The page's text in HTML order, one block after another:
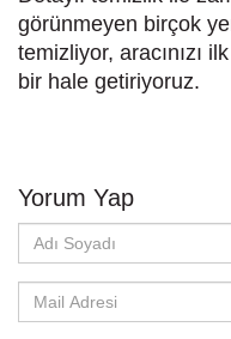
görünmeyen birçok
temizliyor, aracınızı
bir hale getiriyoruz.
Yorum Yap